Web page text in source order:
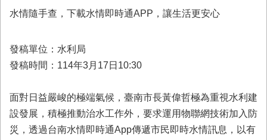
救
室
簡
介
災
防
新
聞
水情隨手查，下載水情即時通APP，讓生活更安心
發稿單位：水利局
發稿時間：114年3月17日10:30
面對日益嚴峻的極端氣候，臺南市長黃偉哲極為重視水利建
設發展，積極推動治水工作外，要求運用物聯網技術加入防
災，透過台南水情即時通App傳遞市民即時水情訊息，以有